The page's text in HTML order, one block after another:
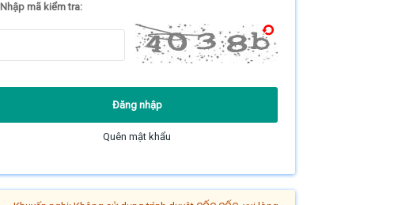
Nhập mã kiểm tra:
Quên mật khẩu